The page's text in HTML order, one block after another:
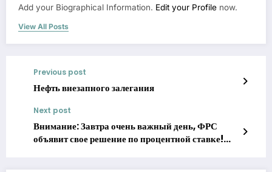
Add your Biographical Information. Edit your Profile now.
View All Posts
Previous post
Нефть внезапного залегания
Next post
Внимание: Завтра очень важный день, ФРС
объявит свое решение по процентной ставке!